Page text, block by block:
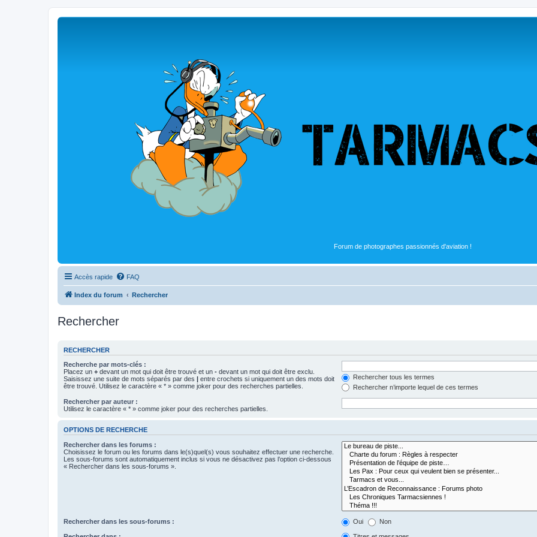
Forum de photographes passionnés d'aviation !
Accès rapide FAQ
Index du forum Rechercher
Rechercher
RECHERCHER
Recherche par mots-clés :
Placez un + devant un mot qui doit être trouvé et un - devant un mot qui doit être exclu.
Saisissez une suite de mots séparés par des | entre crochets si uniquement un des mots doit
être trouvé. Utilisez le caractère « * » comme joker pour des recherches partielles.
Rechercher tous les termes
Rechercher n’importe lequel de ces termes
Rechercher par auteur :
Utilisez le caractère « * » comme joker pour des recherches partielles.
OPTIONS DE RECHERCHE
Rechercher dans les forums :
Choisissez le forum ou les forums dans le(s)quel(s) vous souhaitez effectuer une recherche.
Les sous-forums sont automatiquement inclus si vous ne désactivez pas l’option ci-dessous
« Rechercher dans les sous-forums ».
Rechercher dans les sous-forums : Oui Non